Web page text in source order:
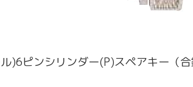
)6ピンシリンダー(P)スペアキー（合